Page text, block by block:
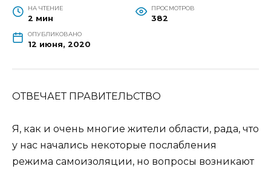
НА ЧТЕНИЕ
2 мин
ПРОСМОТРОВ
382
ОПУБЛИКОВАНО
12 июня, 2020
ОТВEЧАEТ ПРАВИТEЛЬСТВО
Я, как и очень многие жители области, рада, что
у нас начались некоторые послабления
режима самоизоляции, но вопросы возникают